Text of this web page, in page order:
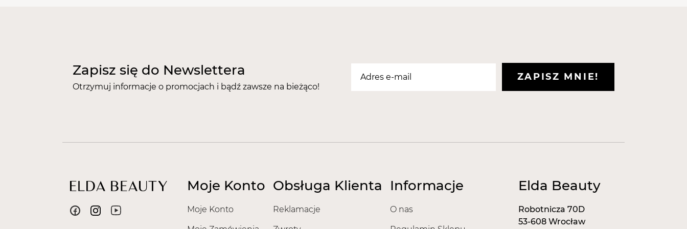
Certyfikat - Europejski lider jakości.
Zapisz się do Newslettera
Otrzymuj informacje o promocjach i bądź zawsze na bieżąco!
ZAPISZ MNIE!
Moje Konto
Moje Konto
Obsługa Klienta
Reklamacje
Informacje
O nas
Elda Beauty
Robotnicza 70D
53-608 Wrocław